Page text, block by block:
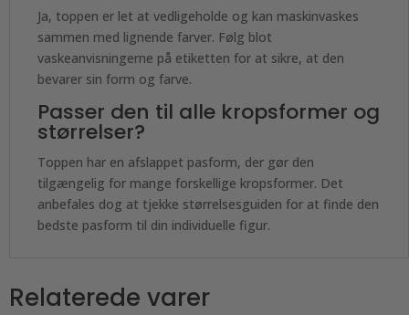
Ja, toppen er let at vedligeholde og kan maskinvaskes
sammen med lignende farver. Følg blot
vaskeanvisningerne på etiketten for at sikre, at den
bevarer sin form og farve.
Passer den til alle kropsformer og
størrelser?
Toppen har en afslappet pasform, der gør den
tilgængelig for mange forskellige kropsformer. Det
anbefales dog at tjekke størrelsesguiden for at finde den
bedste pasform til din individuelle figur.
Relaterede varer